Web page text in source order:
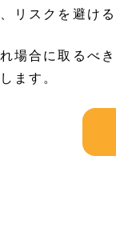
リスクを避け
場合に取るべ
ます。